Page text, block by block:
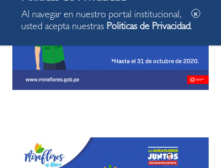
Al navegar en nuestro portal institucional,
usted acepta nuestras Politicas de Privacidad.